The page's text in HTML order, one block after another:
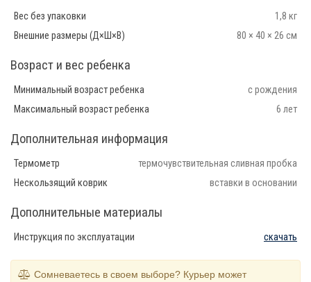
Вес без упаковки
1,8 кг
Внешние размеры (Д×Ш×В)
80 × 40 × 26 см
Возраст и вес ребенка
Минимальный возраст ребенка
с рождения
Максимальный возраст ребенка
6 лет
Дополнительная информация
Термометр
термочувствительная сливная пробка
Нескользящий коврик
вставки в основании
Дополнительные материалы
Инструкция по эксплуатации скачать
Сомневаетесь в своем выборе? Курьер может